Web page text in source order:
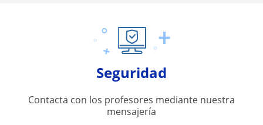
Seguridad
Contacta con los profesores mediante nuestra
mensajería